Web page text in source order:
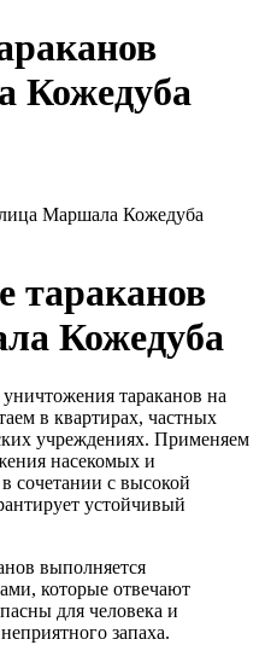
Кожедуба
Маршала Кожедуба
тараканов
Кожедуба
тараканов на
в квартирах, частных
учреждениях. Применяем
насекомых и
сочетании с высокой
устойчивый
выполняется
которые отвечают
для человека и
запаха.